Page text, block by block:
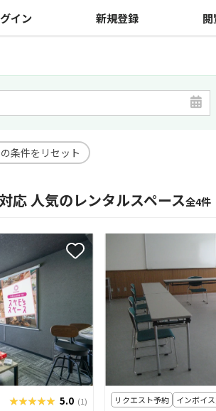
イン 新規登録
条件をリセット
応 人気のレンタルスペース全4件
★★★★★
★★★★★ 5.0 (1) リクエスト予約 インボイ